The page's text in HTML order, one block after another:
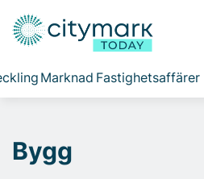
Marknad Fastighetsaffärer
Bygg